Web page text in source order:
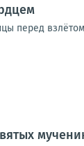
перед